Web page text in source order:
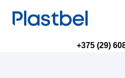
+375 (29)